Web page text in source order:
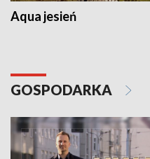
Aqua jesień
GOSPODARKA